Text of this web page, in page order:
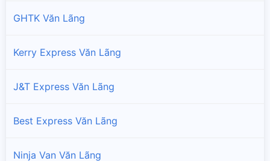
GHTK Văn Lãng
Kerry Express Văn Lãng
J&T Express Văn Lãng
Best Express Văn Lãng
Ninja Van Văn Lãng